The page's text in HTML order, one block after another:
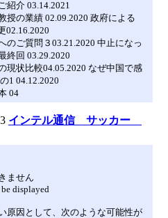
紹介 03.14.2021
授の業績 02.09.2020 政府による
02.16.2020
のご質問３03.21.2020 中止になっ
終回 03.29.2020
現状比較04.05.2020 なぜ中国で感
1 04.12.2020
04
インテル通信 サッカー
ません
displayed
原因として、次のような可能性が